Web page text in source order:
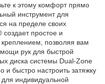
к этому комфорт прямо
инструмент для
на пределе своих
простое и
позволяя вам
рук для быстрой
диска системы Dual-Zone
и быстро настроить затяжку
индивидуальной